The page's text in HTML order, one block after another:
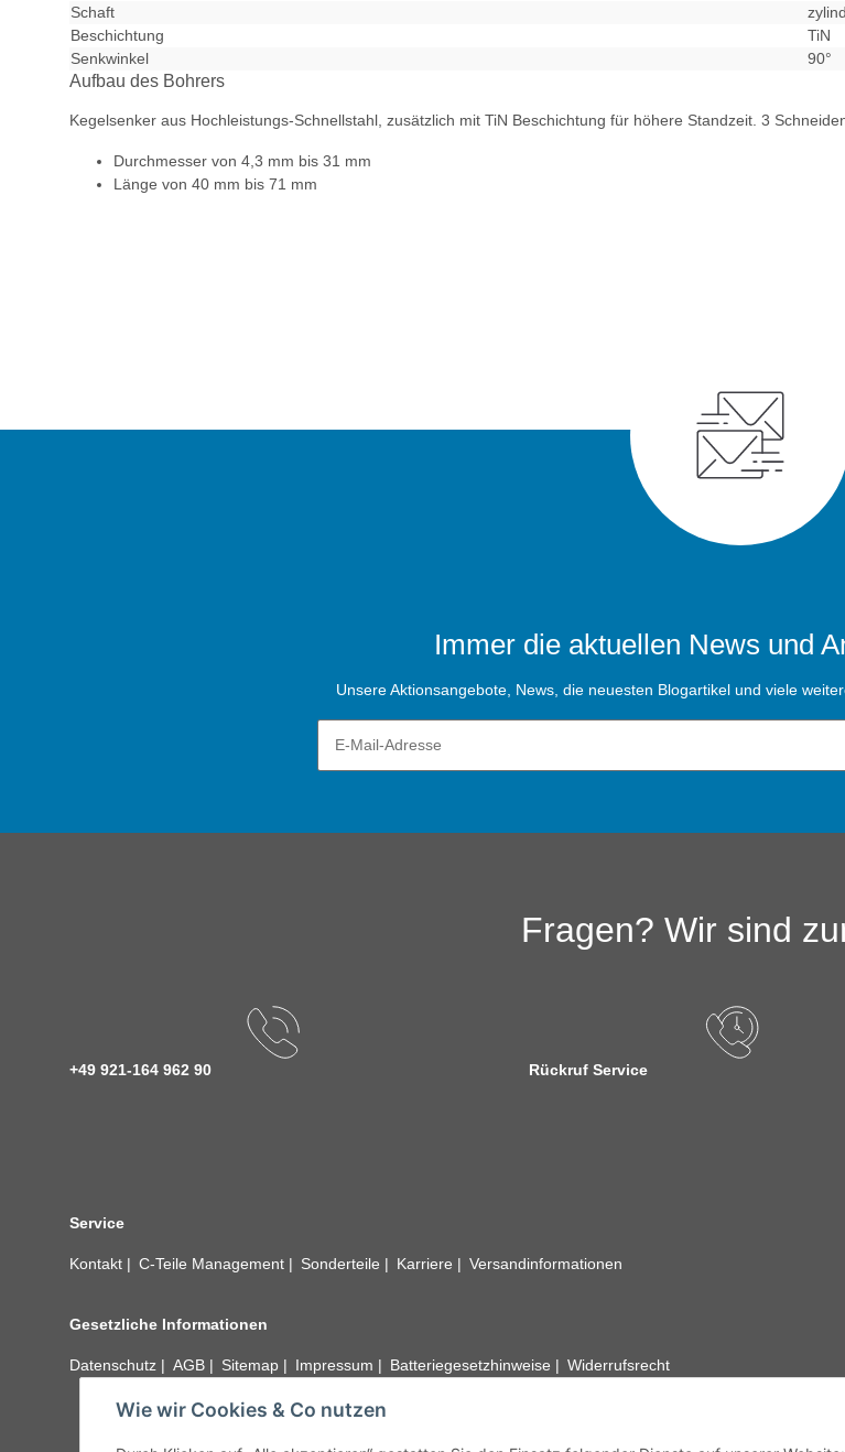
Wie wir Cookies & Co nutzen
Schaft
Beschichtung
TiN
Senkwinkel
90°
Aufbau des Bohrers
Kegelsenker aus Hochleistungs-Schnellstahl, zusätzlich mit TiN Beschichtung für höhere Standzeit. 3
Durchmesser von 4,3 mm bis 31 mm
Länge von 40 mm bis 71 mm
Immer die aktuellen News und
Unsere Aktionsangebote, News, die neuesten Blogartikel und viele
Fragen? Wir sind
+49 921-164 962 90 Rückruf Service
Service
Kontakt C-Teile Management Sonderteile Karriere Versandinformationen
Gesetzliche Informationen
Datenschutz AGB Sitemap Impressum Batteriegesetzhinweise Widerrufsrecht